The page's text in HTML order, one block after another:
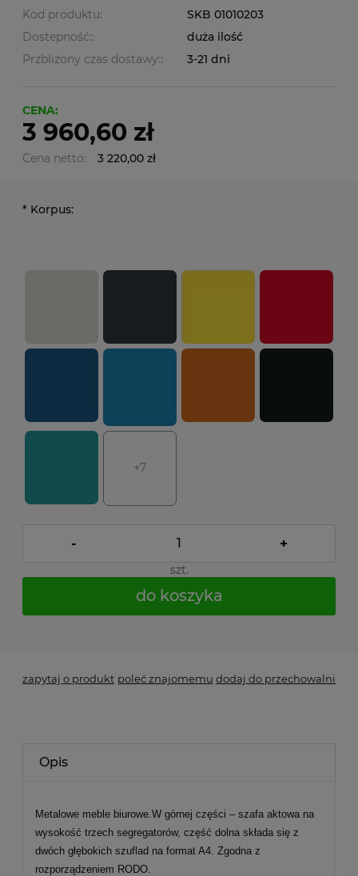
Kod produktu:
SKB 01010203
Dostepność::
duża ilość
Przbliżony czas dostawy::
3-21 dni
CENA:
3 960,60 zł
Cena netto: 3 220,00 zł
* Korpus:
+7
- +
szt.
do koszyka
zapytaj o produkt poleć znajomemu dodaj do przechowalni
Opis
Metalowe meble biurowe.W górnej części – szafa aktowa na
wysokość trzech segregatorów, część dolna składa się z
dwóch głębokich szuflad na format A4. Zgodna z
rozporządzeniem RODO.